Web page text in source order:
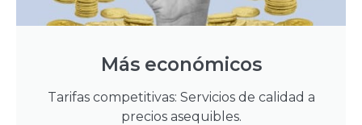
Más económicos
Tarifas competitivas: Servicios de calidad a
precios asequibles.